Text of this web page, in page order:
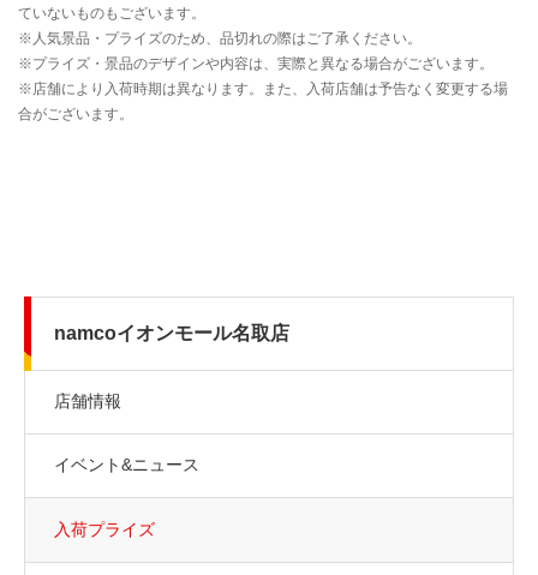
namcoイオンモール名取店
店舗情報
イベント&ニュース
入荷プライズ